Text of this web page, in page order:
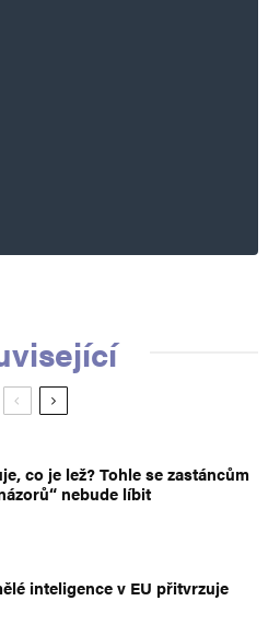
co je lež? Tohle se zastáncům
nebude líbit
inteligence v EU přitvrzuje